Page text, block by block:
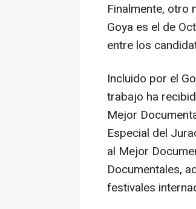
Finalmente, otro
Goya es el de
entre los
Incluido por el
trabajo ha
Mejor
Especial del
al Mejor
Documentales,
festivales